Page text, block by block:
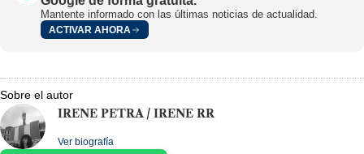
Mantente informado con las últimas noticias de actualidad.
ACTIVAR AHORA
Sobre el autor
IRENE PETRA / IRENE RR
Ver biografía